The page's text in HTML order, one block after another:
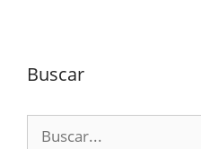
Buscar